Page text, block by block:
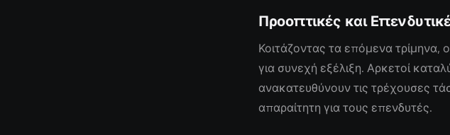
Προοπτικές και
Κοιτάζοντας τα επόμενα τρίμηνα,
για συνεχή εξέλιξη. Αρκετοί
ανακατευθύνουν τις τρέχουσες
απαραίτητη για τους επενδυτές.